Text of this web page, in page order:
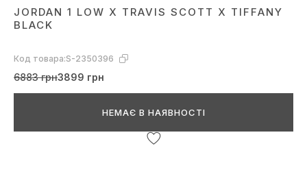
JORDAN 1 LOW X TRAVIS SCOTT X TIFFANY
BLACK
Код товара:S-2350396
6883 грн3899 грн
НЕМАЄ В НАЯВНОСТІ